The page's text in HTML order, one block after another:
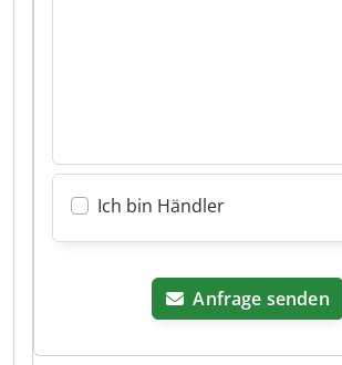
Ich bin Händler
Anfrage senden